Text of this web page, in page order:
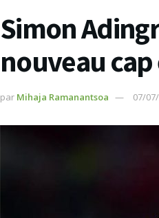
Simon
nouveau cap
par Mihaja Ramanantsoa 07/